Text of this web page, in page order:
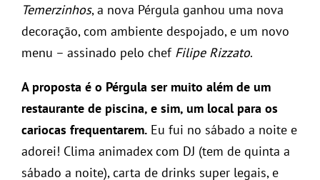
Temerzinhos, a nova Pérgula ganhou uma nova
decoração, com ambiente despojado, e um novo
menu – assinado pelo chef Filipe Rizzato.
A proposta é o Pérgula ser muito além de um
restaurante de piscina, e sim, um local para os
cariocas frequentarem. Eu fui no sábado a noite e
adorei! Clima animadex com DJ (tem de quinta a
sábado a noite), carta de drinks super legais, e